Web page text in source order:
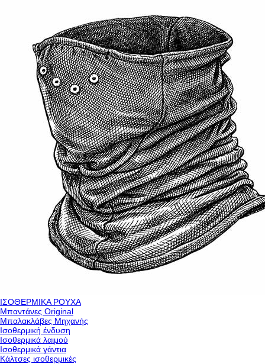
ΙΣΟΘΕΡΜΙΚΑ ΡΟΥΧΑ
Μπαντάνες Original
Μπαλακλάβες Μηχανής
Ισοθερμική ένδυση
Ισοθερμικά λαιμού
Ισοθερμικά γάντια
Κάλτσες ισοθερμικές